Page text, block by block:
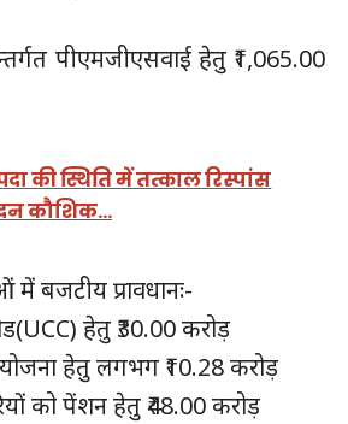
पीएमजीएसवाई हेतु ₹1,065.00
की स्थिति में तत्काल रिस्पांस
कौशिक…
बजटीय प्रावधानः-
हेतु ₹30.00 करोड़
योजना हेतु लगभग ₹10.28 करोड़
को पेंशन हेतु ₹48.00 करोड़